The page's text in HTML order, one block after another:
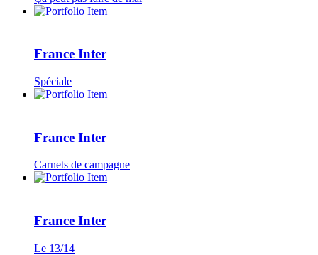
France Inter
Spéciale
France Inter
Carnets de campagne
France Inter
Le 13/14